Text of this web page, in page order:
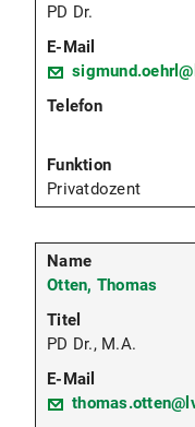
PD Dr.
Privatdozent
Otten, Thomas
PD Dr., M.A.